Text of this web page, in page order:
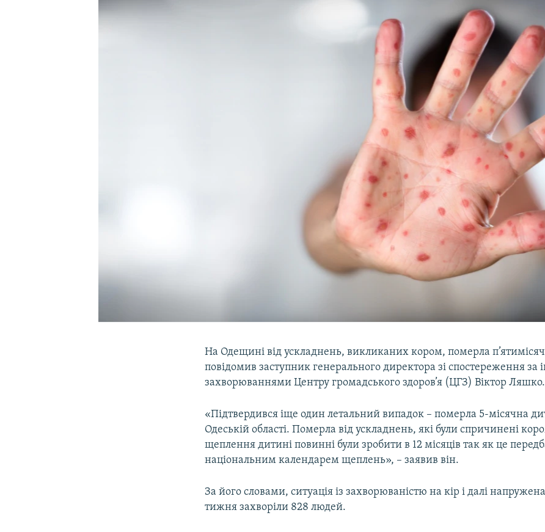
На Одещині від ускладнень, викликаних кором, померла
повідомив заступник генерального директора зі спостереження за
захворюваннями Центру громадського здоров’я (ЦГЗ) Віктор Ляшко.
«Підтвердився іще один летальний випадок – померла 5-місячна
Одеській області. Померла від ускладнень, які були спричинені
щеплення дитині повинні були зробити в 12 місяців так як це
національним календарем щеплень», – заявив він.
За його словами, ситуація із захворюваністю на кір і далі
тижня захворіли 828 людей.